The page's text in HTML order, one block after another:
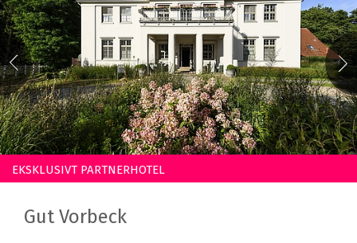
EKSKLUSIVT PARTNERHOTEL
Gut Vorbeck